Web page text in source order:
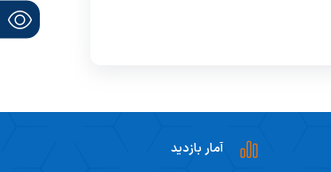
آمار بازدید